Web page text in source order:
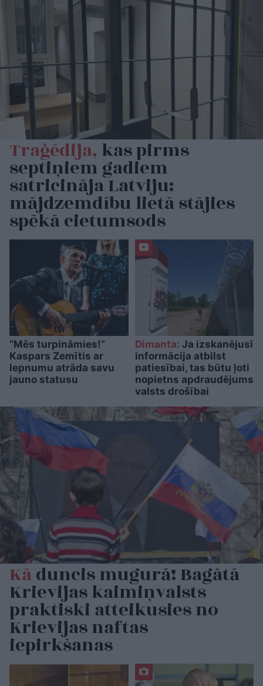
Traģēdija, kas pirms
septiņiem gadiem
satricināja Latviju:
mājdzemdību lietā stājies
spēkā cietumsods
“Mēs turpināmies!”
Kaspars Zemītis ar
lepnumu atrāda savu
jauno statusu
Dimanta: Ja izskanējusī
informācija atbilst
patiesībai, tas būtu ļoti
nopietns apdraudējums
valsts drošībai
Kāduncis mugurā! Bagātā
Krievijas kaimiņvalsts
praktiski atteikusies no
Krievijas naftas
iepirkšanas